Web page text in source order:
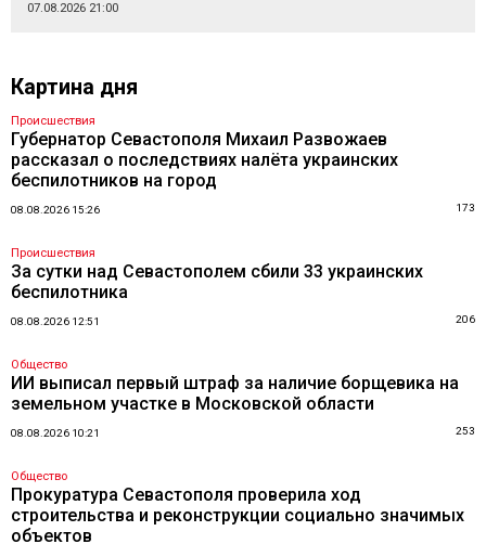
07.08.2026 21:00
Картина дня
Происшествия
Губернатор Севастополя Михаил Развожаев
рассказал о последствиях налёта украинских
беспилотников на город
08.08.2026 15:26 173
Происшествия
За сутки над Севастополем сбили 33 украинских
беспилотника
08.08.2026 12:51 206
Общество
ИИ выписал первый штраф за наличие борщевика на
земельном участке в Московской области
08.08.2026 10:21 253
Общество
Прокуратура Севастополя проверила ход
строительства и реконструкции социально значимых
объектов